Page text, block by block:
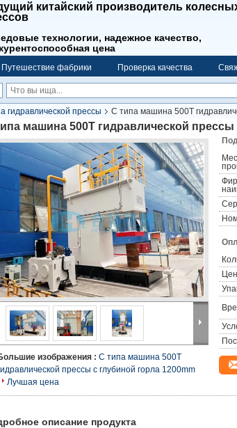
китайский производитель
технологии, надежное качество,
цена
Путешествие фабрики Проверка качества
гидравлической прессы C типа машина 500T
машина 500T гидравлической прессы
изображения : C типа машина 500T
прессы с глубиной горла 1200mm
Лучшая цена
описание продукта